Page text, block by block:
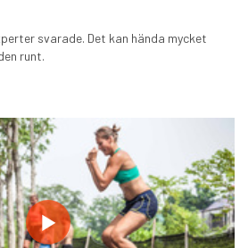
svarade. Det kan hända mycket
runt.